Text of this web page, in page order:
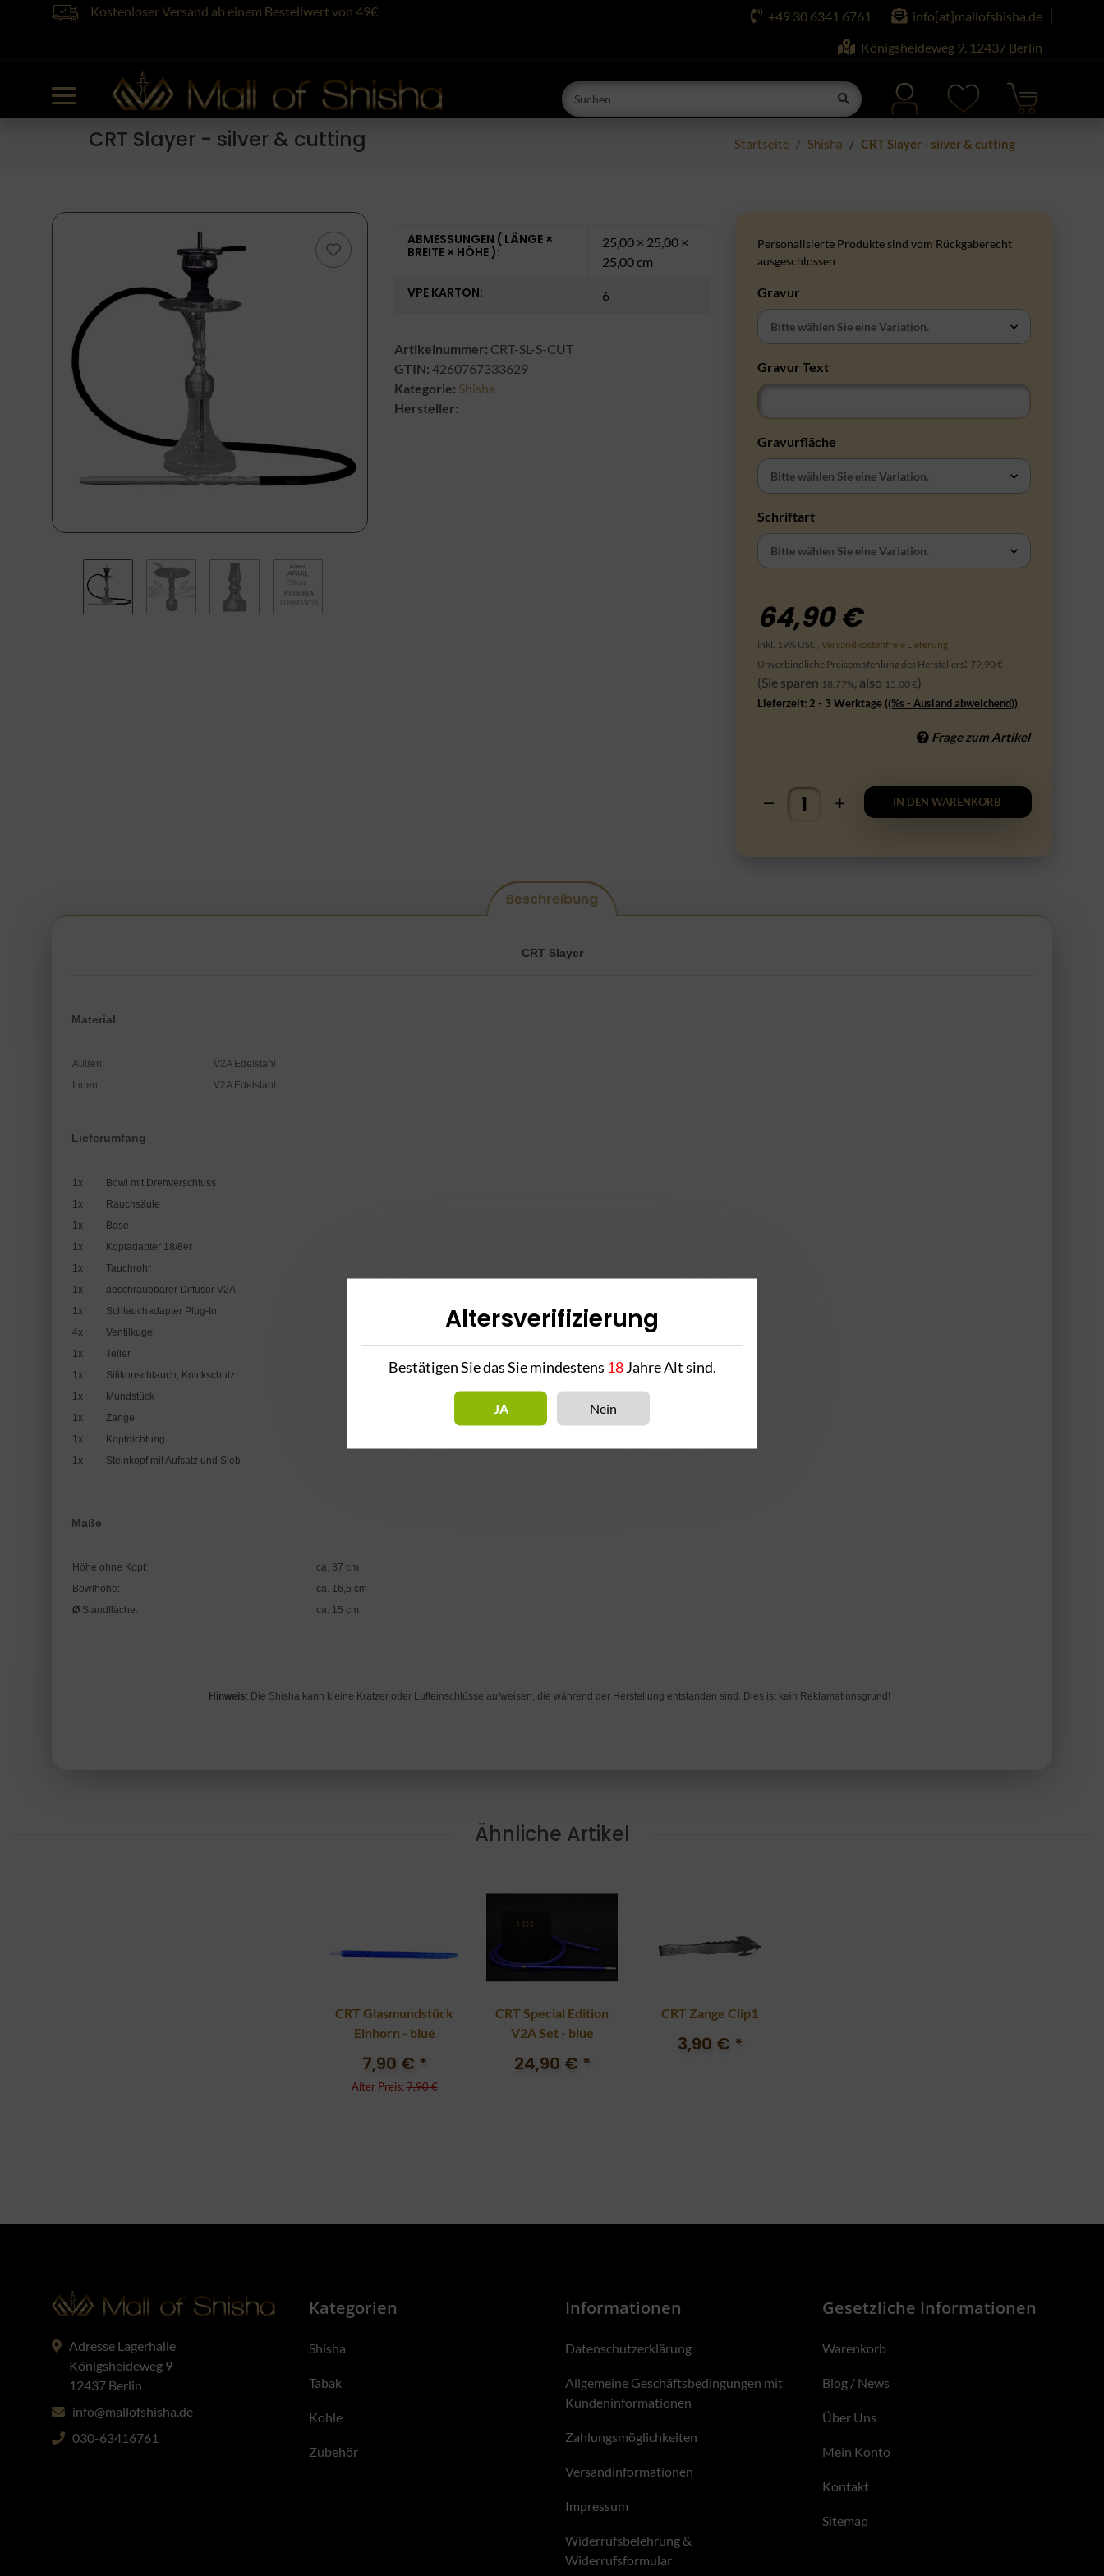
Kostenloser Versand ab einem Bestellwert von 49€ +49 30 6341 6761
info[at]mallofshisha.de
Königsheideweg 9, 12437 Berlin
CRT Slayer - silver & cutting Startseite Shisha CRT Slayer - silver & cutting
ABMESSUNGEN ( LÄNGE ×
BREITE × HÖHE ):
25,00 × 25,00 ×
25,00 cm
VPE KARTON: 6
Artikelnummer: CRT-SL-S-CUT
GTIN: 4260767333629
Kategorie: Shisha
Hersteller:
Personalisierte Produkte sind vom Rückgaberecht
ausgeschlossen
Gravur
Bitte wählen Sie eine Variation.
Gravur Text
Gravur Text
Gravurfläche
Bitte wählen Sie eine Variation.
Schriftart
Bitte wählen Sie eine Variation.
64,90 €
inkl. 19% USt. ,Versandkostenfreie Lieferung
Unverbindliche Preisempfehlung des Herstellers: 79,90 €
(Sie sparen 18.77%, also 15,00 €)
Lieferzeit: 2 - 3 Werktage ((%s - Ausland abweichend))
Frage zum Artikel
IN DEN WARENKORB
Beschreibung
CRT Slayer
Material
Außen:
V2A Edelstahl
Innen:
V2A Edelstahl
Lieferumfang
1x
Bowl mit Drehverschluss
1x
Rauchsäule
1x
Base
1x
Kopfadapter 18/8er
1x
Tauchrohr
1x
abschraubbarer Diffusor V2A
1x
Schlauchadapter Plug-In
4x
Ventilkugel
1x
Teller
1x
Silikonschlauch, Knickschutz
1x
Mundstück
1x
Zange
1x
Kopfdichtung
1x
Steinkopf mit Aufsatz und Sieb
Maße
Höhe ohne Kopf:
ca. 37 cm
Bowlhöhe:
ca. 16,5 cm
Ø Standfläche: ca. 15 cm
Hinweis: Die Shisha kann kleine Kratzer oder Lufteinschlüsse aufweisen, die während der Herstellung entstanden sind. Dies ist kein Reklamationsgrund!
Ähnliche Artikel
CRT Glasmundstück
Einhorn - blue
7,90 € *
Alter Preis:7,90 €
CRT Special Edition
V2A Set - blue
24,90 € *
CRT Zange Clip1
3,90 € *
Adresse Lagerhalle
Königsheideweg 9
12437 Berlin
info@mallofshisha.de
030-63416761
Kategorien
Shisha
Tabak
Kohle
Zubehör
Informationen
Datenschutzerklärung
Allgemeine Geschäftsbedingungen mit
Kundeninformationen
Zahlungsmöglichkeiten
Versandinformationen
Impressum
Widerrufsbelehrung &
Widerrufsformular
Gesetzliche Informationen
Warenkorb
Blog / News
Über Uns
Mein Konto
Kontakt
Sitemap
Altersverifizierung
Bestätigen Sie das Sie mindestens 18Jahre Alt sind.
JA Nein